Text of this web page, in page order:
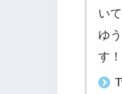
い
ゆ
す！